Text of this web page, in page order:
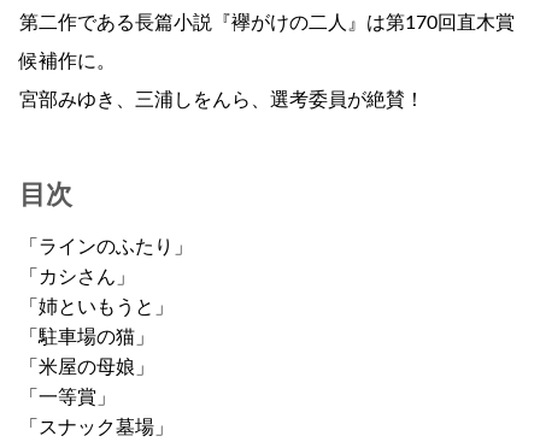
第二作である長篇小説『襷がけの二人』は第170回直木賞
候補作に。
宮部みゆき、三浦しをんら、選考委員が絶賛！
目次
「ラインのふたり」
「カシさん」
「姉といもうと」
「駐車場の猫」
「米屋の母娘」
「一等賞」
「スナック墓場」